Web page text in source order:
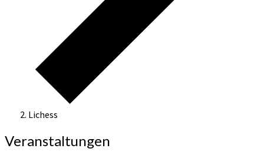
Lichess
Veranstaltungen